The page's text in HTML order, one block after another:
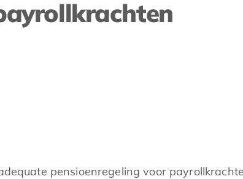
pensioenregeling voor